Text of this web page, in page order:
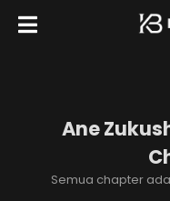
Ane
Semua chapter